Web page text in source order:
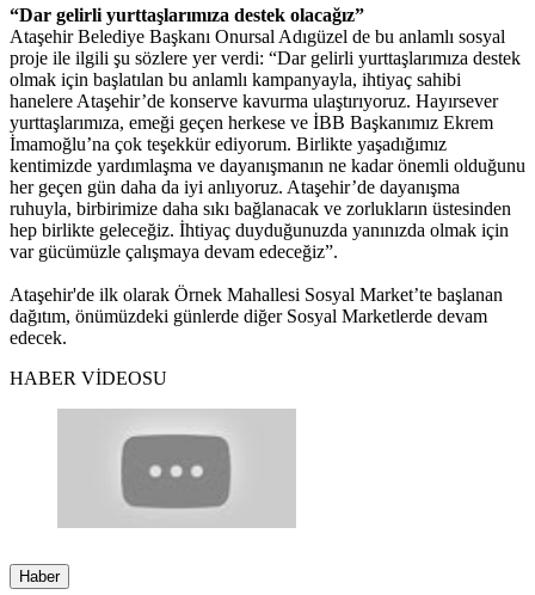
“Dar gelirli yurttaşlarımıza destek olacağız”
Ataşehir Belediye Başkanı Onursal Adıgüzel de bu anlamlı sosyal
proje ile ilgili şu sözlere yer verdi: “Dar gelirli yurttaşlarımıza destek
olmak için başlatılan bu anlamlı kampanyayla, ihtiyaç sahibi
hanelere Ataşehir’de konserve kavurma ulaştırıyoruz. Hayırsever
yurttaşlarımıza, emeği geçen herkese ve İBB Başkanımız Ekrem
İmamoğlu’na çok teşekkür ediyorum. Birlikte yaşadığımız
kentimizde yardımlaşma ve dayanışmanın ne kadar önemli olduğunu
her geçen gün daha da iyi anlıyoruz. Ataşehir’de dayanışma
ruhuyla, birbirimize daha sıkı bağlanacak ve zorlukların üstesinden
hep birlikte geleceğiz. İhtiyaç duyduğunuzda yanınızda olmak için
var gücümüzle çalışmaya devam edeceğiz”.
Ataşehir'de ilk olarak Örnek Mahallesi Sosyal Market’te başlanan
dağıtım, önümüzdeki günlerde diğer Sosyal Marketlerde devam
edecek.
HABER VİDEOSU
Haber